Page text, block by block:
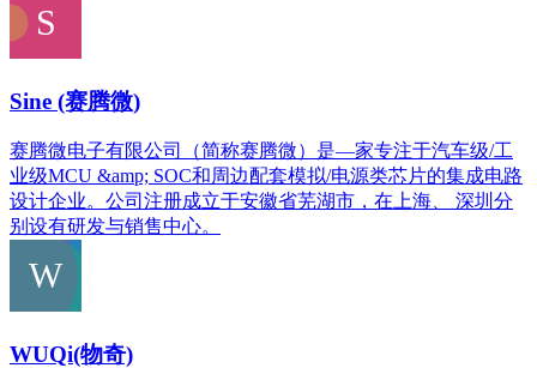
Sine (赛腾微)
赛腾微电子有限公司（简称赛腾微）是—家专注于汽车级/工
业级MCU &amp; SOC和周边配套模拟/电源类芯片的集成电路
设计企业。公司注册成立于安徽省芜湖市，在上海、 深圳分
别设有研发与销售中心。
WUQi(物奇)